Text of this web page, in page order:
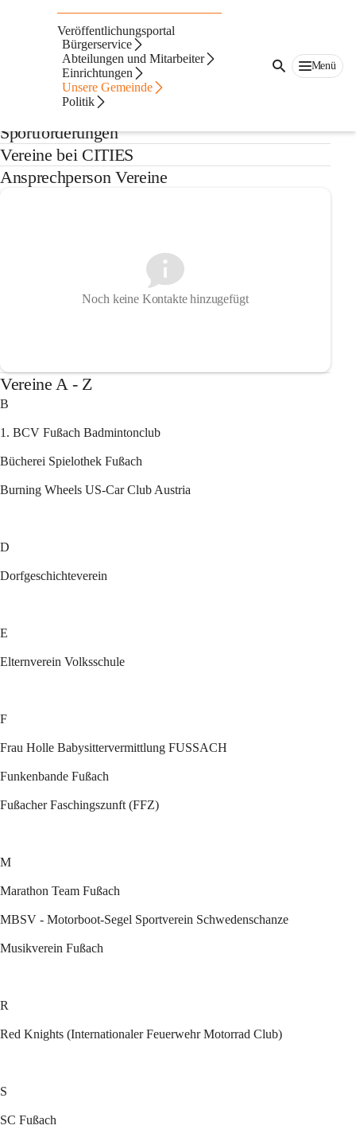
Veröffentlichungsportal
Bürgerservice
Abteilungen und Mitarbeiter
Einrichtungen
Unsere Gemeinde
Politik
Menü
Vereine
Aktuelles
Sportförderungen
Vereine bei CITIES
Ansprechperson Vereine
Noch keine Kontakte hinzugefügt
Vereine A - Z
B
1. BCV Fußach Badmintonclub
Bücherei Spielothek Fußach
Burning Wheels US-Car Club Austria
D
Dorfgeschichteverein
E
Elternverein Volksschule
F
Frau Holle Babysittervermittlung FUSSACH
Funkenbande Fußach
Fußacher Faschingszunft (FFZ)
M
Marathon Team Fußach
MBSV - Motorboot-Segel Sportverein Schwedenschanze
Musikverein Fußach
R
Red Knights (Internationaler Feuerwehr Motorrad Club)
S
SC Fußach